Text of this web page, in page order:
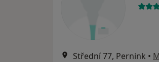
Střední 77, Pernink •